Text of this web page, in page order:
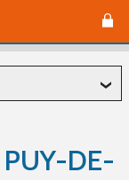
PUY-DE-